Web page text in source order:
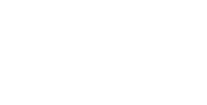
以將喜歡的影片儲存在
訊生活全面暢行無阻。